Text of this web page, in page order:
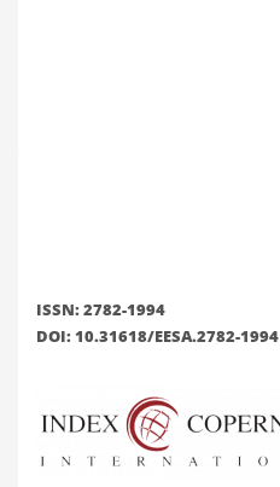
ISSN: 2782-1994
DOI: 10.31618/EESA.2782-1994